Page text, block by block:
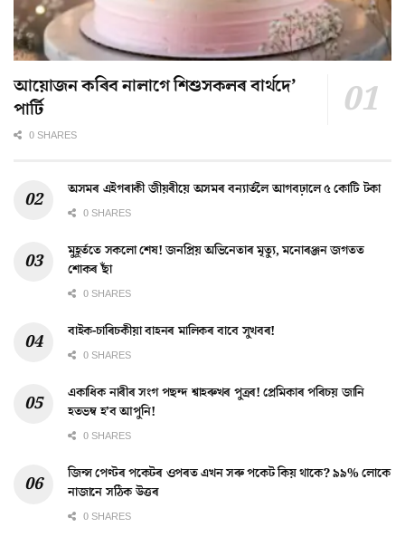
আয়োজন কৰিব নালাগে শিশুসকলৰ বাৰ্থদে’
পাৰ্টি
0 SHARES
অসমৰ এইগৰাকী জীয়ৰীয়ে অসমৰ বন্যাৰ্তলৈ আগবঢ়ালে ৫ কোটি টকা
0 SHARES
মুহূৰ্ততে সকলো শেষ! জনপ্ৰিয় অভিনেতাৰ মৃত্যু, মনোৰঞ্জন জগতত
শোকৰ ছাঁ
0 SHARES
বাইক-চাৰিচকীয়া বাহনৰ মালিকৰ বাবে সুখবৰ!
0 SHARES
একাধিক নাৰীৰ সংগ পছন্দ শ্বাহৰুখৰ পুত্ৰৰ! প্ৰেমিকাৰ পৰিচয় জানি
হতভম্ব হ’ব আপুনি!
0 SHARES
জিন্স পেণ্টৰ পকেটৰ ওপৰত এখন সৰু পকেট কিয় থাকে? ৯৯% লোকে
নাজানে সঠিক উত্তৰ
0 SHARES